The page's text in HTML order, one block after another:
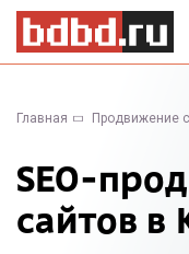
Главная Продвижение
SEO-
сайтов в